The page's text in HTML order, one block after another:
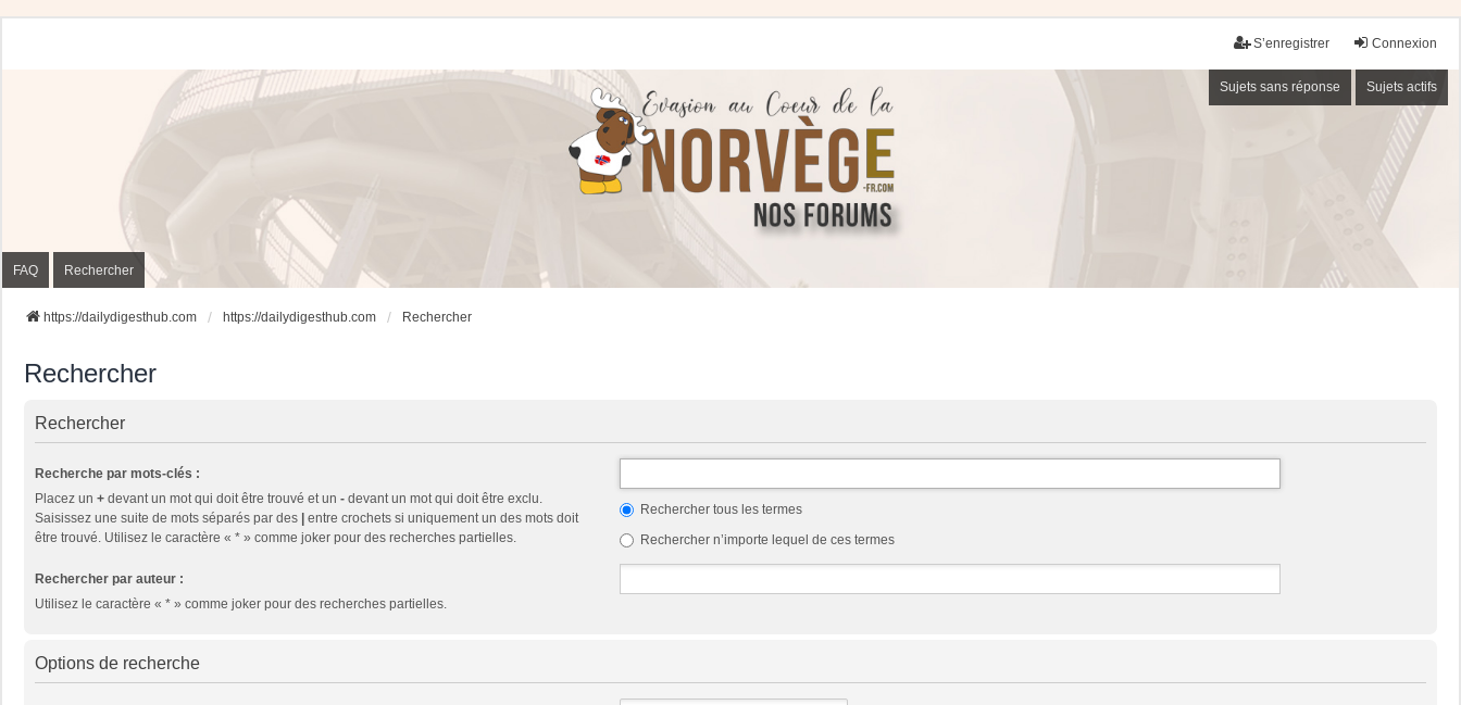
Connexion
S’enregistrer
Sujets sans réponse Sujets actifs
FAQ Rechercher
https://dailydigesthub.com https://dailydigesthub.com Rechercher
Rechercher
Rechercher
Recherche par mots-clés :
Placez un + devant un mot qui doit être trouvé et un - devant un mot qui doit être exclu.
Saisissez une suite de mots séparés par des
entre crochets si uniquement un des mots doit
être trouvé. Utilisez le caractère « * » comme joker pour des recherches partielles.
Rechercher tous les termes
Rechercher n’importe lequel de ces termes
Rechercher par auteur :
Utilisez le caractère « * » comme joker pour des recherches partielles.
Options de recherche